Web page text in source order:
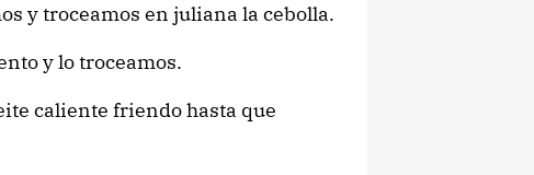
y troceamos en juliana la cebolla.
y lo troceamos.
caliente friendo hasta que